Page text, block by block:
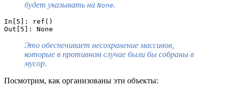
будет указывать на None.
In[5]: ref()
Out[5]: None
Это обеспечивает несохранение массивов,
которые в противном случае были бы собраны в
мусор.
Посмотрим, как организованы эти объекты: